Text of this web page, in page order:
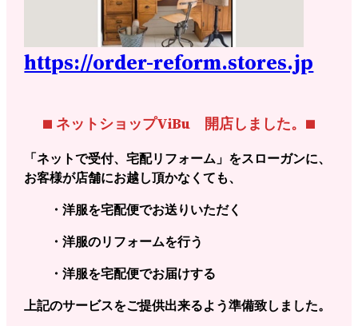
https://order-reform.stores.jp
■ ネットショップViBu 開店しました。■
「ネットで受付、宅配リフォーム」をスローガンに、
お客様が店舗にお越し頂かなくても、
・洋服を宅配便でお送りいただく
・洋服のリフォームを行う
・洋服を宅配便でお届けする
上記のサービスをご提供出来るよう準備致しました。